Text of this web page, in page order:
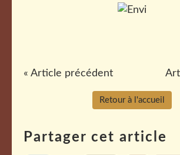
« Article précédent
Retour à l'accueil
Partager cet article